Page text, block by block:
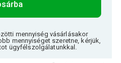
mennyiség vásárlásakor
mennyiséget szeretne, kérjük,
ügyfélszolgálatunkkal.